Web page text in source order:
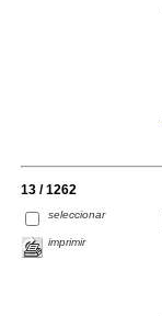
13 / 1262
seleccionar
imprimir